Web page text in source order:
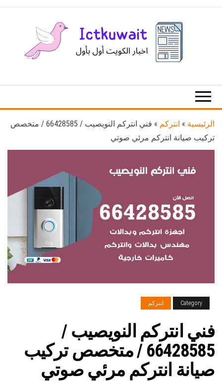
الكويت
الرئيسية » انتركم »
فني انتركم النويصيب / 66428585 / متخصص
تركيب صيانة انتركم مرئي صوتي
Category انتركم
فني انتركم النويصيب /
66428585 / متخصص تركيب
صيانة انتركم مرئي صوتي